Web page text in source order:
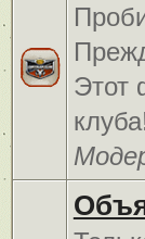
Этот